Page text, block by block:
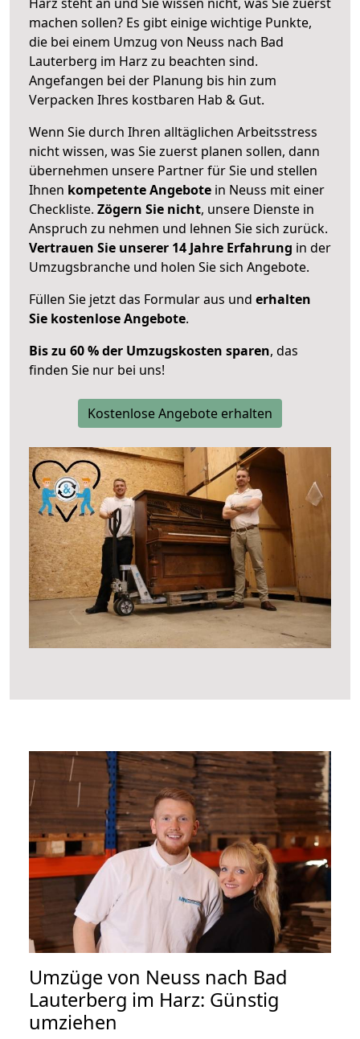
machen sollen? Es gibt einige wichtige Punkte,
die bei einem Umzug von Neuss nach Bad
Lauterberg im Harz zu beachten sind.
Angefangen bei der Planung bis hin zum
Verpacken Ihres kostbaren Hab & Gut.
Wenn Sie durch Ihren alltäglichen Arbeitsstress
nicht wissen, was Sie zuerst planen sollen, dann
übernehmen unsere Partner für Sie und stellen
Ihnen kompetente Angebote in Neuss mit einer
Checkliste. Zögern Sie nicht, unsere Dienste in
Anspruch zu nehmen und lehnen Sie sich zurück.
Vertrauen Sie unserer 14 Jahre Erfahrung in der
Umzugsbranche und holen Sie sich Angebote.
Füllen Sie jetzt das Formular aus und erhalten
Sie kostenlose Angebote.
Bis zu 60 % der Umzugskosten sparen, das
finden Sie nur bei uns!
Kostenlose Angebote erhalten
Umzüge von Neuss nach Bad
Lauterberg im Harz: Günstig
umziehen